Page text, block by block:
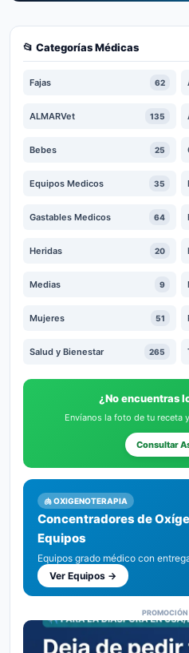
📂 Categorías Médicas
Fajas 62
ALMARVet 135
Bebes 25
Equipos Medicos 35
Gastables Medicos 64
Heridas 20
Medias 9
Mujeres 51
Salud y Bienestar 265
¿No encuentras
Envíanos la foto de tu receta
Consultar
🫁 OXIGENOTERAPIA
Concentradores de
Equipos
Equipos grado médico con
Ver Equipos →